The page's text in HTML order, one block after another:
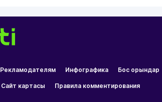
Рекламодателям Инфографика Бос орындар
Сайт картасы Правила комментирования